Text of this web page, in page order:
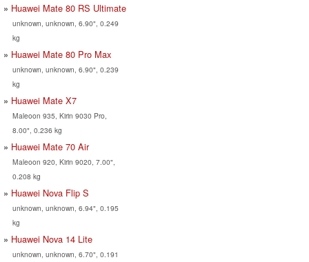
Huawei Mate 80 RS Ultimate
unknown, unknown, 6.90", 0.249
kg
Huawei Mate 80 Pro Max
unknown, unknown, 6.90", 0.239
kg
Huawei Mate X7
Maleoon 935, Kirin 9030 Pro,
8.00", 0.236 kg
Huawei Mate 70 Air
Maleoon 920, Kirin 9020, 7.00",
0.208 kg
Huawei Nova Flip S
unknown, unknown, 6.94", 0.195
kg
Huawei Nova 14 Lite
unknown, unknown, 6.70", 0.191